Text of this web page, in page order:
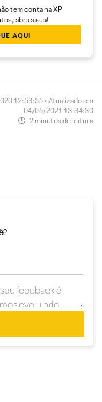
tem conta na XP
abra a sua!
AQUI
12:53:55 • Atualizado em
04/05/2021 13:34:30
2 minutos de leitura